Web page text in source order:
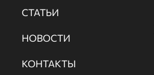
СТАТЬИ
НОВОСТИ
КОНТАКТЫ